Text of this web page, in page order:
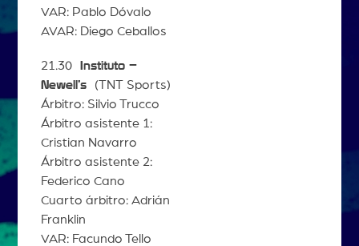
VAR: Pablo Dóvalo
AVAR: Diego Ceballos
21.30
Instituto –
Newell’s(TNT Sports)
Árbitro: Silvio Trucco
Árbitro asistente 1:
Cristian Navarro
Árbitro asistente 2:
Federico Cano
Cuarto árbitro: Adrián
Franklin
VAR: Facundo Tello